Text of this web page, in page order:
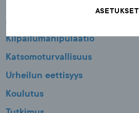
ASETUKSET
Antidopingtoiminta
Kilpailumanipulaatio
Katsomoturvallisuus
Urheilun eettisyys
Koulutus